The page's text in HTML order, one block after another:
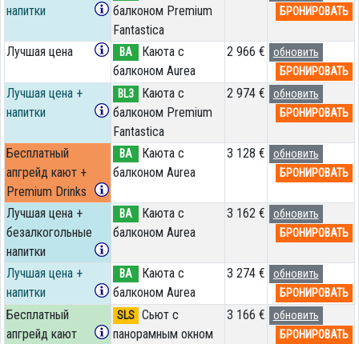
напитки
балконом Premium
Fantastica
БРОНИРОВАТЬ
Лучшая цена BA
Каюта с
балконом Aurea
2 966 €
обновить
БРОНИРОВАТЬ
Лучшая цена +
напитки
BL3
Каюта с
балконом Premium
Fantastica
2 974 €
обновить
БРОНИРОВАТЬ
Бесплатный
апгрейд кают +
Premium Drinks
BA
Каюта с
балконом Aurea
3 128 €
обновить
БРОНИРОВАТЬ
Лучшая цена +
безалкогольные
напитки
BA
Каюта с
балконом Aurea
3 162 €
обновить
БРОНИРОВАТЬ
Лучшая цена +
напитки
BA
Каюта с
балконом Aurea
3 274 €
обновить
БРОНИРОВАТЬ
Бесплатный
апгрейд кают
SLS Сьют с
панорамным окном
3 166 €
обновить
БРОНИРОВАТЬ